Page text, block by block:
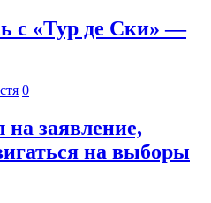
с «Тур де Ски» —
0
на заявление,
на выборы